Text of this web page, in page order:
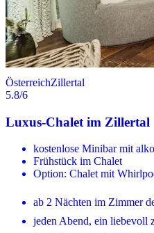
ÖsterreichZillertal
5.8/6
Luxus-Chalet im Zillertal
kostenlose Minibar mit
Frühstück im Chalet
Option: Chalet mit
ab 2 Nächten im Zimmer
jeden Abend, ein liebevoll